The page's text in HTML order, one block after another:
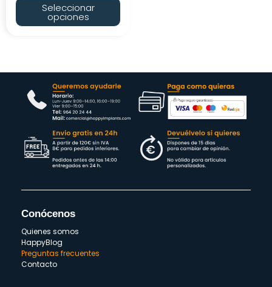
Seleccionar
opciones
Conócenos
Quienes somos
HappyBlog
Preguntas frecuentes
Contacto